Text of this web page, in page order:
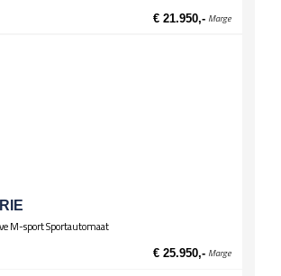
€ 21.950,- Marge
M-sport Sportautomaat
€ 25.950,- Marge